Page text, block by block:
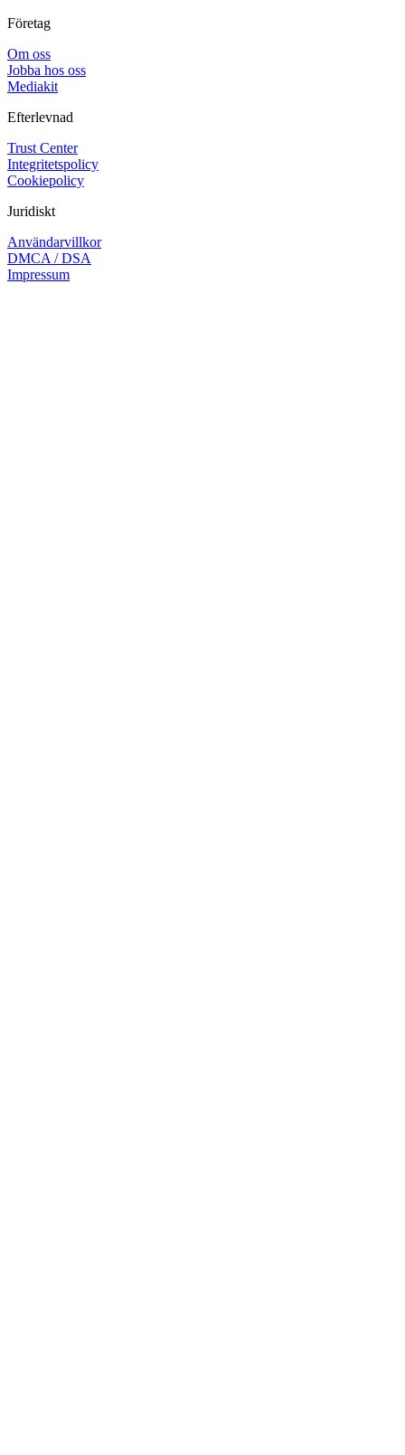
Företag
Om oss
Jobba hos oss
Mediakit
Efterlevnad
Trust Center
Integritetspolicy
Cookiepolicy
Juridiskt
Användarvillkor
DMCA / DSA
Impressum